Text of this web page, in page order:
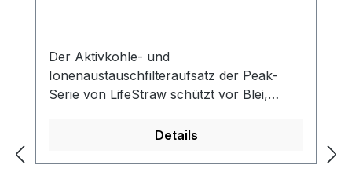
Der Aktivkohle- und
Ionenaustauschfilteraufsatz der Peak-
Serie von LifeStraw schützt vor Blei,
und anderen Schwermetallen. Darüber
Details